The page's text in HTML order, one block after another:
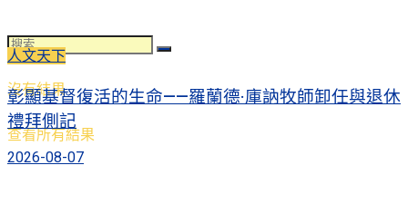
沒有結果
查看所有結果
人文天下
彰顯基督復活的生命——羅蘭德·庫訥牧師卸任與退休
禮拜側記
2026-08-07